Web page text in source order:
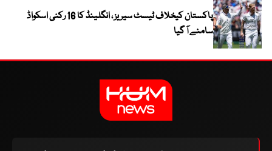
پاکستان کیخلاف ٹیسٹ سیریز ، انگلینڈ کا 16 رکنی اسکواڈ
سامنے آ گیا